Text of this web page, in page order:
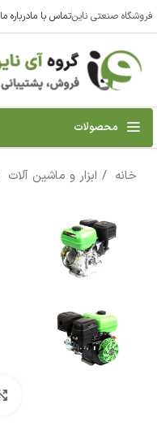
فروشگاه صنعتی ناینتماس با مادرباره ما
محصولات
خانه ابزار و ماشین آلات